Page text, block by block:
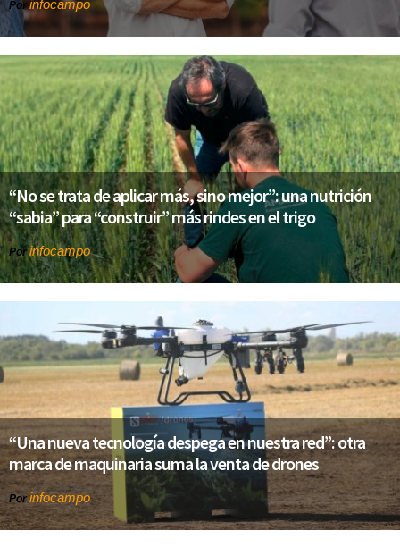
Porinfocampo
“No se trata de aplicar más, sino mejor”: una nutrición
“sabia” para “construir” más rindes en el trigo
Porinfocampo
“Una nueva tecnología despega en nuestra red”: otra
marca de maquinaria suma la venta de drones
Porinfocampo